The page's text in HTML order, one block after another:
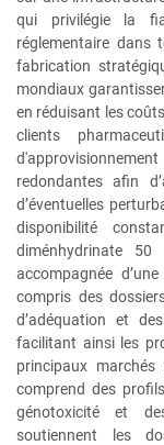
qui privilégie la
réglementaire dans
fabrication
mondiaux
en réduisant les
clients
redondantes afin
d’éventuelles
disponibilité
diménhydrinate
accompagnée
compris des
d’adéquation et
facilitant ainsi les
principaux marchés
comprend des
génotoxicité et
soutiennent les